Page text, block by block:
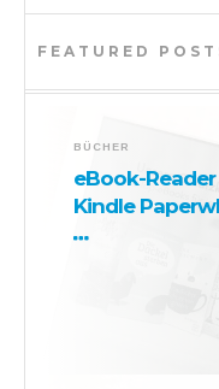
FEATURED
BÜCHER
eBook-
Kindle